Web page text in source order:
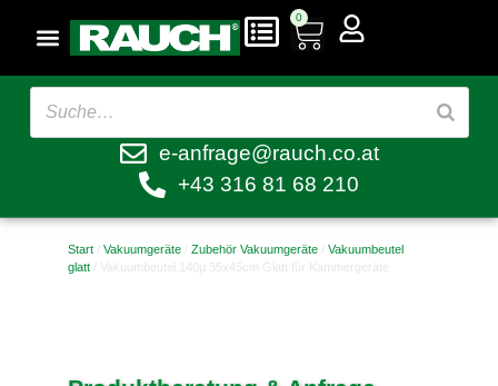
0
e-anfrage@rauch.co.at
+43 316 81 68 210
Start/ Vakuumgeräte/ Zubehör Vakuumgeräte/ Vakuumbeutel
glatt/ Vakuumbeutel 140µ 35x45cm Glatt für Kammergeräte